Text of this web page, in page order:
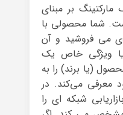
مارکتینگ بر مبنای
شما محصولی با
می فروشید و آن
ویژگی خاص یک
(یا برند) را به
معرفی می‌کند. در
شبکه ای را